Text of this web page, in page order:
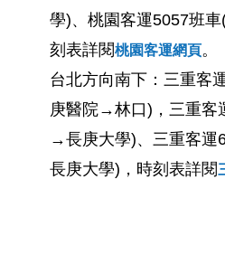
學)、桃園客運5057班
刻表詳閱桃園客運網頁。
台北方向南下：三重客
庚醫院→林口)，三重客
→長庚大學)、三重客運
長庚大學)，時刻表詳閱